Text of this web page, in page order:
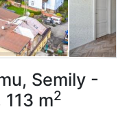
Semily -
m2